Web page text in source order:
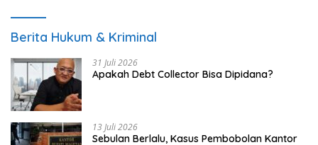
Berita Hukum & Kriminal
31 Juli 2026
Apakah Debt Collector Bisa Dipidana?
13 Juli 2026
Sebulan Berlalu, Kasus Pembobolan Kantor